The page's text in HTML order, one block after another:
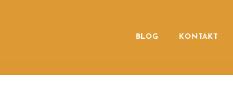
BLOG KONTAKT